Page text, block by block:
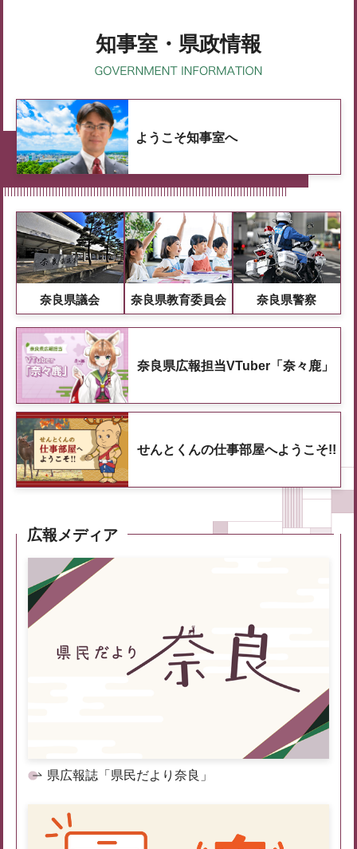
知事室・県政情報
ようこそ知事室へ
奈良県議会 奈良県教育委員会 奈良県警察
奈良県広報担当VTuber「奈々鹿」
せんとくんの仕事部屋へようこそ!!
広報メディア
県広報誌「県民だより奈良」